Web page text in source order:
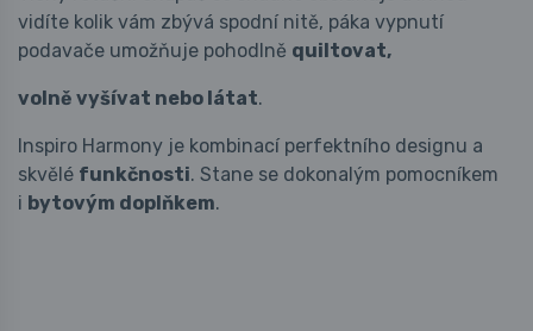
vidíte kolik vám zbývá spodní nitě, páka vypnutí
podavače umožňuje pohodlně quiltovat,
volně vyšívat nebo látat.
Inspiro Harmony je kombinací perfektního designu a
skvělé funkčnosti. Stane se dokonalým pomocníkem
i bytovým doplňkem.